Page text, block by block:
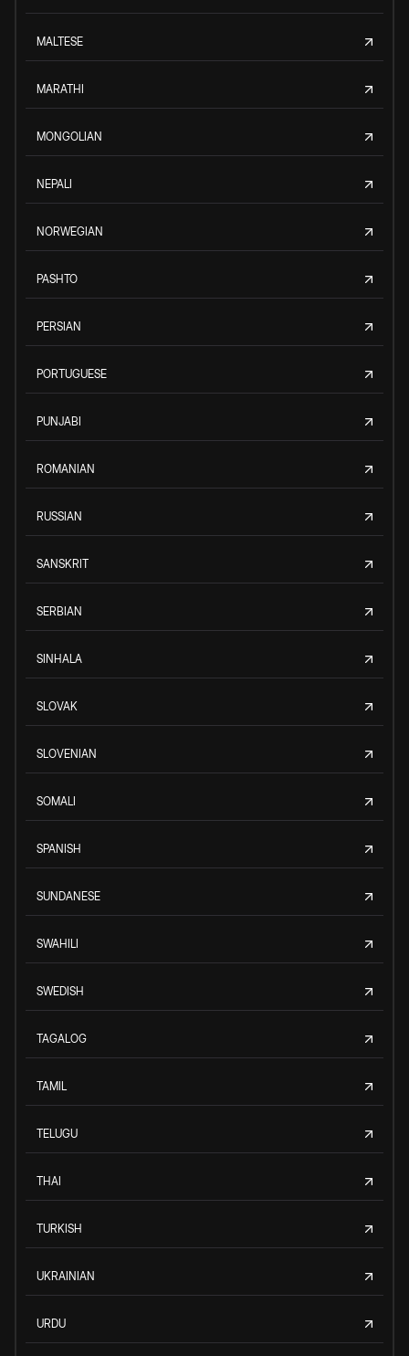
MALTESE
MARATHI
MONGOLIAN
NEPALI
NORWEGIAN
PASHTO
PERSIAN
PORTUGUESE
PUNJABI
ROMANIAN
RUSSIAN
SANSKRIT
SERBIAN
SINHALA
SLOVAK
SLOVENIAN
SOMALI
SPANISH
SUNDANESE
SWAHILI
SWEDISH
TAGALOG
TAMIL
TELUGU
THAI
TURKISH
UKRAINIAN
URDU